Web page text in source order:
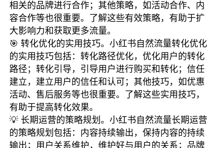
相关的品牌进行合作；其他策略，如活动合作、内
容合作等也很重要。了解这些有效策略，有助于扩
大影响力和获取更多流量。
🎯 转化优化的实用技巧。小红书自然流量转化优化
的实用技巧包括：转化路径优化，优化用户的转化
路径；转化引导，引导用户进行购买和转化；信任
建立，建立用户的信任和认可；其他技巧，如优惠
活动、售后服务等也很重要。了解这些实用技巧，
有助于提高转化效果。
💡 长期运营的策略规划。小红书自然流量长期运营
的策略规划包括：内容持续输出，保持内容的持续
输出；用户关系维护，维护好与用户的关系；品牌